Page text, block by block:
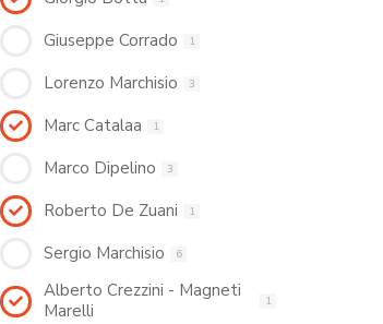
Giuseppe Corrado 1
Lorenzo Marchisio 3
Marc Catalaa 1
Marco Dipelino 3
Roberto De Zuani 1
Sergio Marchisio 6
Alberto Crezzini - Magneti
Marelli
1